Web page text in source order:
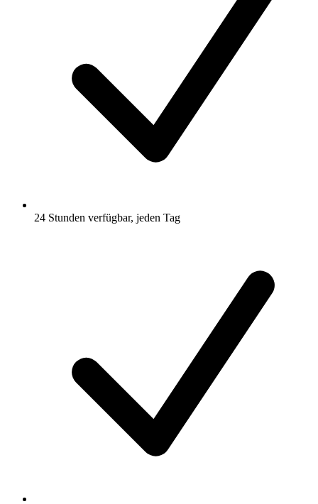
24 Stunden verfügbar, jeden Tag